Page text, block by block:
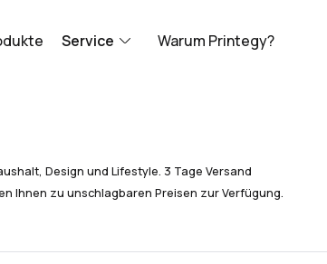
Service Warum Printegy?
Design und Lifestyle. 3 Tage Versand
Ihnen zu unschlagbaren Preisen zur Verfügung.